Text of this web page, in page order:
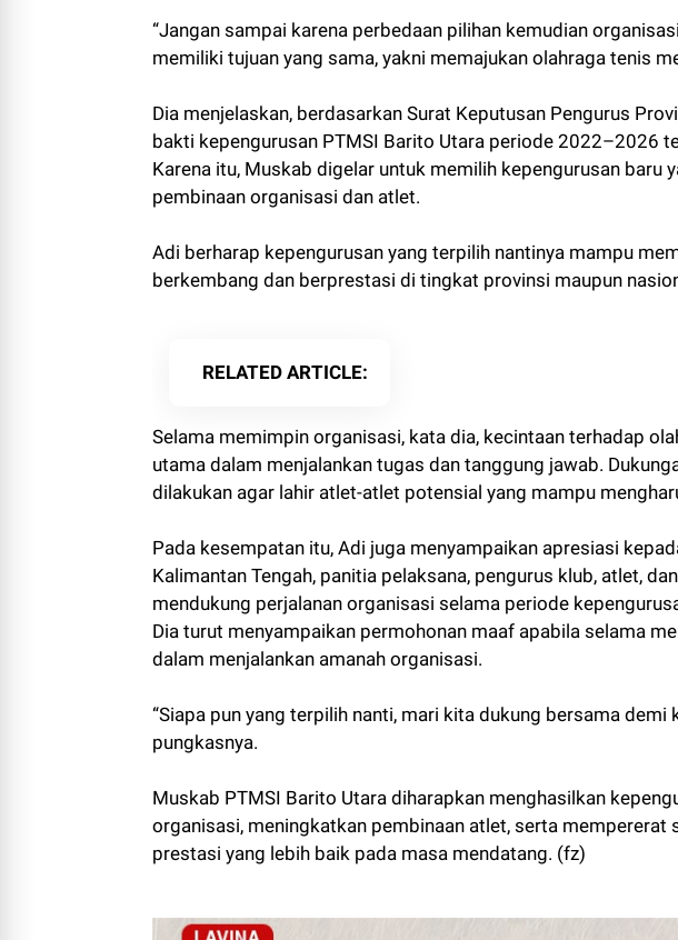
“Jangan sampai karena perbedaan pilihan kemudian
memiliki tujuan yang sama, yakni memajukan olahraga tenis
Dia menjelaskan, berdasarkan Surat Keputusan Pengurus
bakti kepengurusan PTMSI Barito Utara periode 2022–2026
Karena itu, Muskab digelar untuk memilih kepengurusan baru
pembinaan organisasi dan atlet.
Adi berharap kepengurusan yang terpilih nantinya mampu
berkembang dan berprestasi di tingkat provinsi maupun
RELATED ARTICLE
Selama memimpin organisasi, kata dia, kecintaan terhadap
utama dalam menjalankan tugas dan tanggung jawab.
dilakukan agar lahir atlet-atlet potensial yang mampu
Pada kesempatan itu, Adi juga menyampaikan apresiasi
Kalimantan Tengah, panitia pelaksana, pengurus klub, atlet,
mendukung perjalanan organisasi selama periode
Dia turut menyampaikan permohonan maaf apabila selama
dalam menjalankan amanah organisasi.
“Siapa pun yang terpilih nanti, mari kita dukung bersama demi
pungkasnya.
Muskab PTMSI Barito Utara diharapkan menghasilkan
organisasi, meningkatkan pembinaan atlet, serta mempererat
prestasi yang lebih baik pada masa mendatang. (fz)